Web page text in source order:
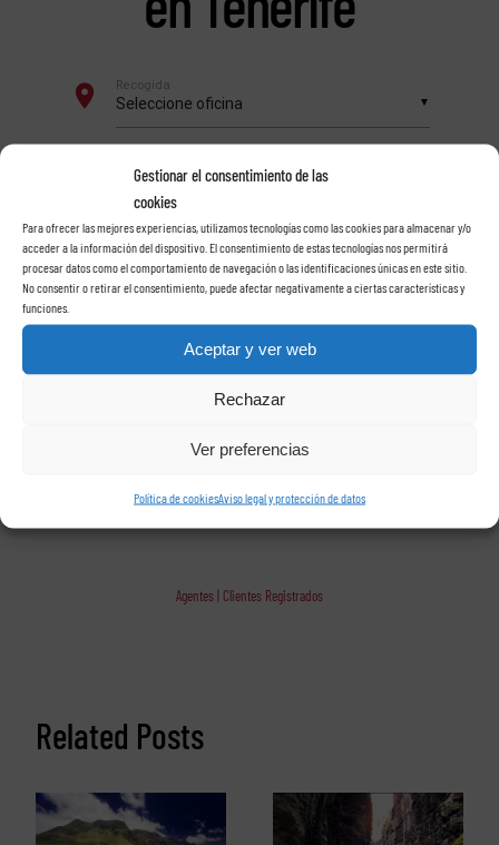
Gestionar el consentimiento de las
cookies
Para ofrecer las mejores experiencias, utilizamos tecnologías como las cookies para almacenar y/o
acceder a la información del dispositivo. El consentimiento de estas tecnologías nos permitirá
procesar datos como el comportamiento de navegación o las identificaciones únicas en este sitio.
No consentir o retirar el consentimiento, puede afectar negativamente a ciertas características y
funciones.
Aceptar y ver web
Rechazar
Ver preferencias
Política de cookiesAviso legal y protección de datos
Agentes | Clientes Registrados
Related Posts